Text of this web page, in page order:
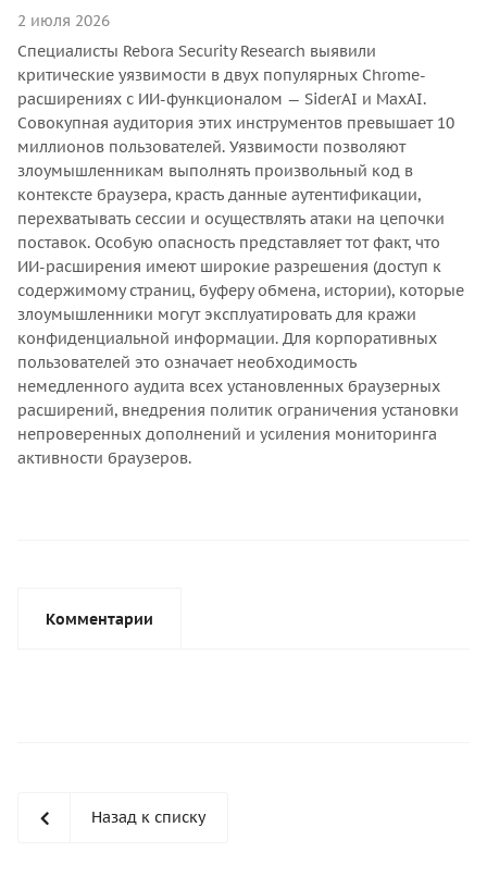
2 июля 2026
Специалисты Rebora Security Research выявили
критические уязвимости в двух популярных Chrome-
расширениях с ИИ-функционалом — SiderAI и MaxAI.
Совокупная аудитория этих инструментов превышает 10
миллионов пользователей. Уязвимости позволяют
злоумышленникам выполнять произвольный код в
контексте браузера, красть данные аутентификации,
перехватывать сессии и осуществлять атаки на цепочки
поставок. Особую опасность представляет тот факт, что
ИИ-расширения имеют широкие разрешения (доступ к
содержимому страниц, буферу обмена, истории), которые
злоумышленники могут эксплуатировать для кражи
конфиденциальной информации. Для корпоративных
пользователей это означает необходимость
немедленного аудита всех установленных браузерных
расширений, внедрения политик ограничения установки
непроверенных дополнений и усиления мониторинга
активности браузеров.
Комментарии
Назад к списку